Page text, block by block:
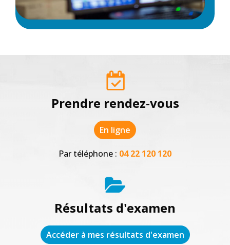
Prendre rendez-vous
En ligne
Par téléphone : 04 22 120 120
Résultats d'examen
Accéder à mes résultats d'examen